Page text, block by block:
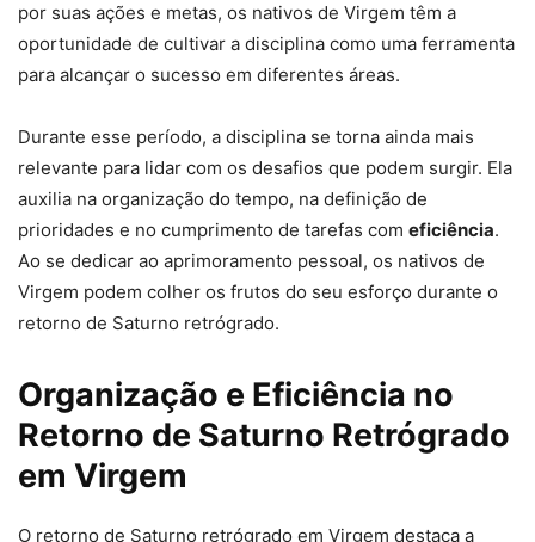
por suas ações e metas, os nativos de Virgem têm a
oportunidade de cultivar a disciplina como uma ferramenta
para alcançar o sucesso em diferentes áreas.
Durante esse período, a disciplina se torna ainda mais
relevante para lidar com os desafios que podem surgir. Ela
auxilia na organização do tempo, na definição de
prioridades e no cumprimento de tarefas com eficiência.
Ao se dedicar ao aprimoramento pessoal, os nativos de
Virgem podem colher os frutos do seu esforço durante o
retorno de Saturno retrógrado.
Organização e Eficiência no
Retorno de Saturno Retrógrado
em Virgem
O retorno de Saturno retrógrado em Virgem destaca a